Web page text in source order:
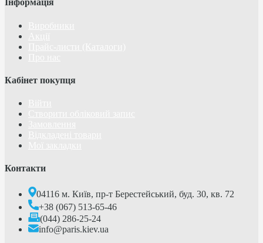
Інформація
Кабінет покупця
Контакти
04116 м. Київ, пр-т Берестейський, буд. 30, кв. 72
+38 (067) 513-65-46
(044) 286-25-24
info@paris.kiev.ua